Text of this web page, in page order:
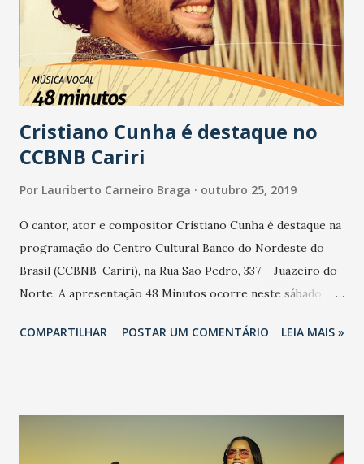
Cristiano Cunha é destaque no
CCBNB Cariri
Por Lauriberto Carneiro Braga outubro 25, 2019
O cantor, ator e compositor Cristiano Cunha é destaque na
programação do Centro Cultural Banco do Nordeste do
Brasil (CCBNB-Cariri), na Rua São Pedro, 337 – Juazeiro do
Norte. A apresentação 48 Minutos ocorre neste sábado
Cristiano Cunha experimenta suas canções no formato em
antropólogo Renato Jacques e a cantora paulistana Fabiana
COMPARTILHAR POSTAR UM COMENTÁRIO LEIA MAIS »